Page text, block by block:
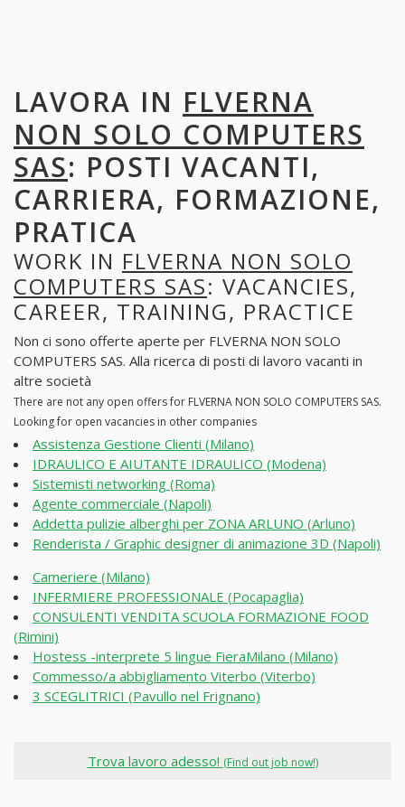
LAVORA IN FLVERNA
NON SOLO COMPUTERS
SAS: POSTI VACANTI,
CARRIERA, FORMAZIONE,
PRATICA
WORK IN FLVERNA NON SOLO
COMPUTERS SAS: VACANCIES,
CAREER, TRAINING, PRACTICE
Non ci sono offerte aperte per FLVERNA NON SOLO
COMPUTERS SAS. Alla ricerca di posti di lavoro vacanti in
altre società
There are not any open offers for FLVERNA NON SOLO COMPUTERS SAS.
Looking for open vacancies in other companies
Assistenza Gestione Clienti (Milano)
IDRAULICO E AIUTANTE IDRAULICO (Modena)
Sistemisti networking (Roma)
Agente commerciale (Napoli)
Addetta pulizie alberghi per ZONA ARLUNO (Arluno)
Renderista / Graphic designer di animazione 3D (Napoli)
Cameriere (Milano)
INFERMIERE PROFESSIONALE (Pocapaglia)
CONSULENTI VENDITA SCUOLA FORMAZIONE FOOD
(Rimini)
Hostess -interprete 5 lingue FieraMilano (Milano)
Commesso/a abbigliamento Viterbo (Viterbo)
3 SCEGLITRICI (Pavullo nel Frignano)
Trova lavoro adesso! (Find out job now!)